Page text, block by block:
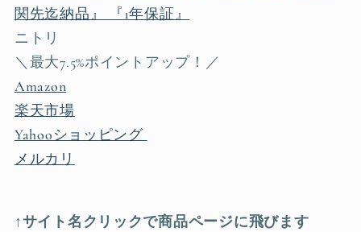
関先迄納品』 『1年保証』
ニトリ
＼最大7.5%ポイントアップ！／
Amazon
楽天市場
Yahooショッピング
メルカリ
↑サイト名クリックで商品ページに飛びます